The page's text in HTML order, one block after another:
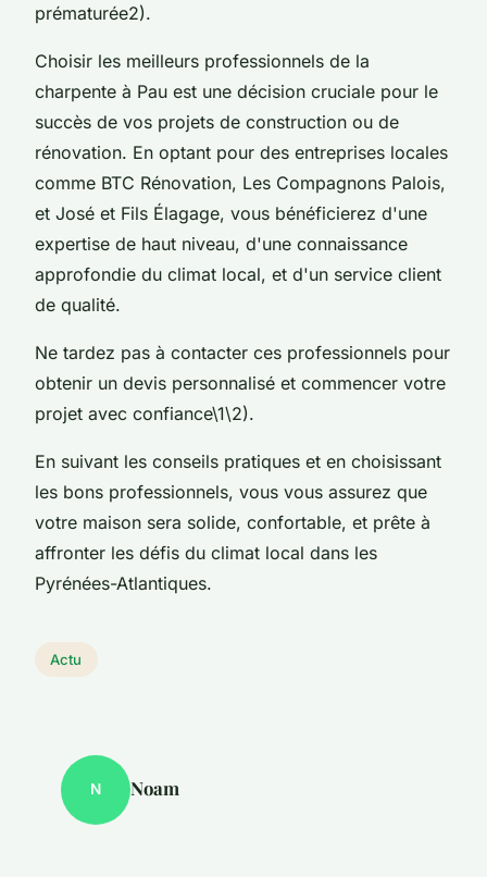
prématurée2).
Choisir les meilleurs professionnels de la
charpente à Pau est une décision cruciale pour le
succès de vos projets de construction ou de
rénovation. En optant pour des entreprises locales
comme BTC Rénovation, Les Compagnons Palois,
et José et Fils Élagage, vous bénéficierez d'une
expertise de haut niveau, d'une connaissance
approfondie du climat local, et d'un service client
de qualité.
Ne tardez pas à contacter ces professionnels pour
obtenir un devis personnalisé et commencer votre
projet avec confiance\1\2).
En suivant les conseils pratiques et en choisissant
les bons professionnels, vous vous assurez que
votre maison sera solide, confortable, et prête à
affronter les défis du climat local dans les
Pyrénées-Atlantiques.
Actu
N Noam